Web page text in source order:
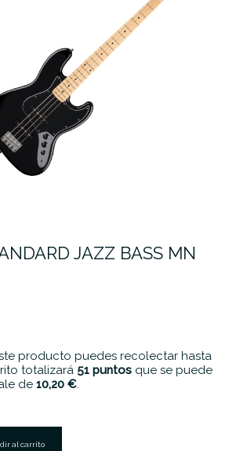
JAZZ BASS MN
producto puedes recolectar hasta
totalizará 51 puntos que se puede
de 10,20 €.
al carrito